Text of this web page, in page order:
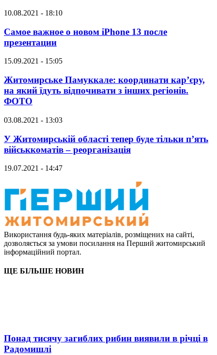
10.08.2021 - 18:10
Самое важное о новом iPhone 13 после
презентации
15.09.2021 - 15:05
Житомирське Памуккале: координати кар’єру,
на який їдуть відпочивати з інших регіонів.
ФОТО
03.08.2021 - 13:03
У Житомирській області тепер буде тільки п’ять
військкоматів – реорганізація
19.07.2021 - 14:47
Використання будь-яких матеріалів, розміщених на сайті,
дозволяється за умови посилання на Перший житомирський
інформаційний портал.
ЩЕ БІЛЬШЕ НОВИН
Понад тисячу загиблих рибин виявили в річці в
Радомишлі